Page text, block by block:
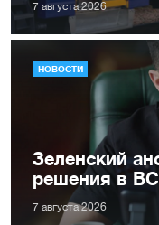
7 августа 2026
НОВОСТИ
Зеленский
решения в
7 августа 2026